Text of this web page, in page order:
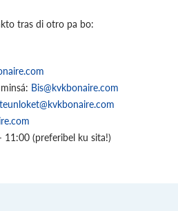
tras di otro pa bo:
Bis@kvkbonaire.com
(preferibel ku sita!)